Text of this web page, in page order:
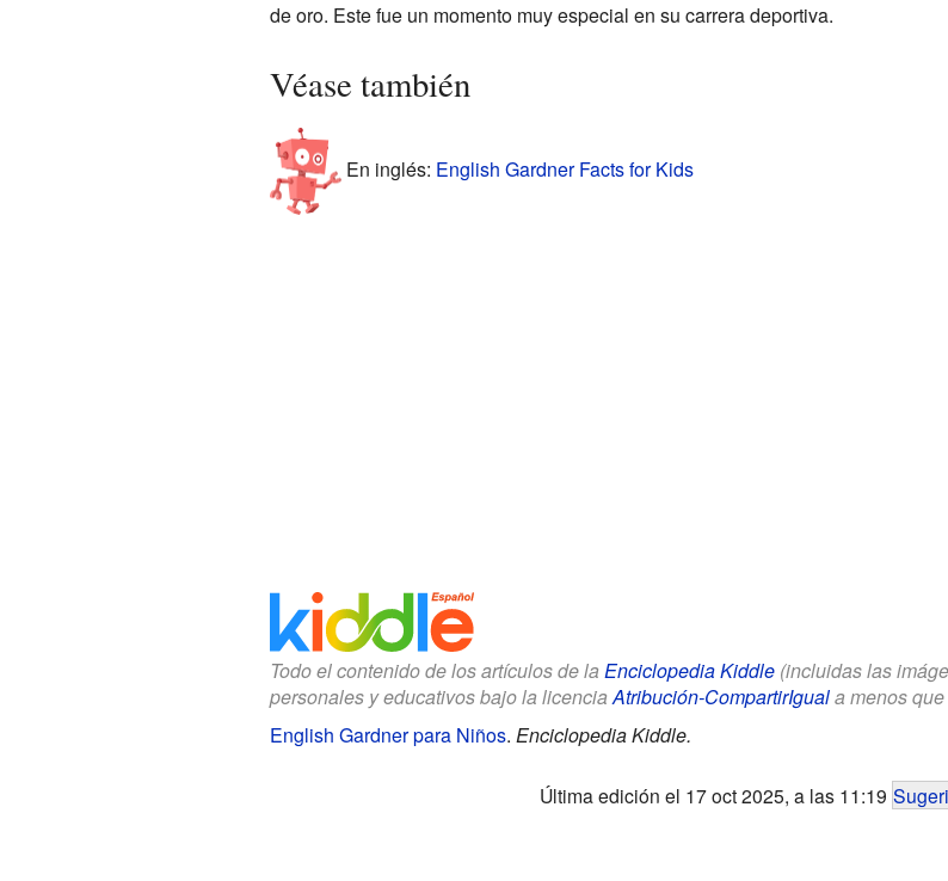
de oro. Este fue un momento muy especial en su carrera deportiva.
Véase también
En inglés: English Gardner Facts for Kids
Todo el contenido de los artículos de la Enciclopedia Kiddle(incluidas las
personales y educativos bajo la licenciaAtribución-CompartirIguala menos que
English Gardner para Niños. Enciclopedia Kiddle.
Última edición el 17 oct 2025, a las 11:19